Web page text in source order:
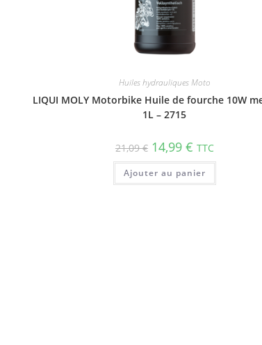
Huiles hydrauliques Moto
LIQUI MOLY Motorbike Huile de fourche 10W
1L – 2715
21,09€ 14,99 € TTC
Ajouter au panier